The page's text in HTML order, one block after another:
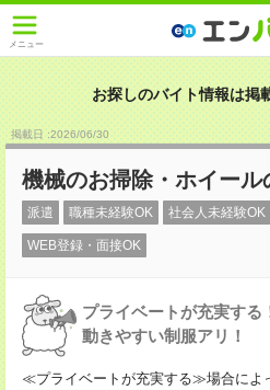
メニュー
お探しのバイト情報は掲
掲載日 :2026/06/30
機械のお掃除・ホイー
派遣 職種未経験OK 社会人未経験OK
WEB登録・面接OK
プライベートが充実する
動きやすい制服アリ！
≪プライベートが充実する≫場合によ